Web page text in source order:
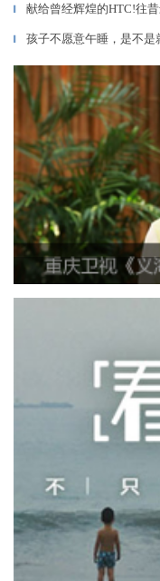
▎ 献给曾经辉煌的HTC!往
▎ 孩子不愿意午睡，是不